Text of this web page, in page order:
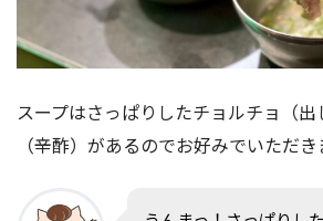
スープはさっぱりしたチョルチョ（
（辛酢）があるのでお好みでいただき